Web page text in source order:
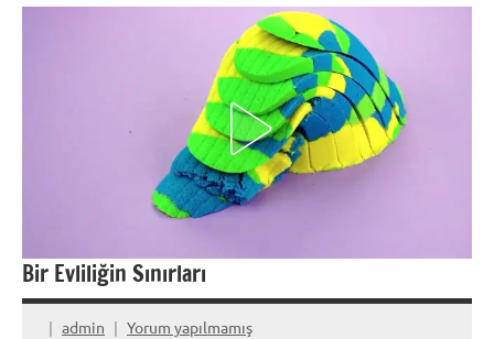
Bir Evliliğin Sınırları
admin Yorum yapılmamış